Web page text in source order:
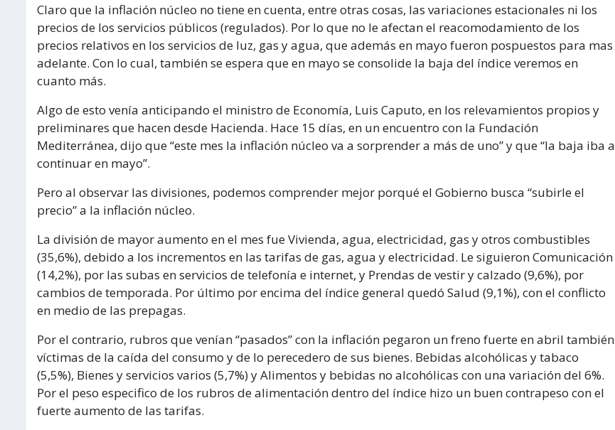
Claro que la inflación núcleo no tiene en cuenta, entre otras cosas, las variaciones estacionales ni los
precios de los servicios públicos (regulados). Por lo que no le afectan el reacomodamiento de los
precios relativos en los servicios de luz, gas y agua, que además en mayo fueron pospuestos para mas
adelante. Con lo cual, también se espera que en mayo se consolide la baja del índice veremos en
cuanto más.
Algo de esto venía anticipando el ministro de Economía, Luis Caputo, en los relevamientos propios y
preliminares que hacen desde Hacienda. Hace 15 días, en un encuentro con la Fundación
Mediterránea, dijo que “este mes la inflación núcleo va a sorprender a más de uno” y que “la baja iba a
continuar en mayo”.
Pero al observar las divisiones, podemos comprender mejor porqué el Gobierno busca “subirle el
precio” a la inflación núcleo.
La división de mayor aumento en el mes fue Vivienda, agua, electricidad, gas y otros combustibles
(35,6%), debido a los incrementos en las tarifas de gas, agua y electricidad. Le siguieron Comunicación
(14,2%), por las subas en servicios de telefonía e internet, y Prendas de vestir y calzado (9,6%), por
cambios de temporada. Por último por encima del índice general quedó Salud (9,1%), con el conflicto
en medio de las prepagas.
Por el contrario, rubros que venían “pasados” con la inflación pegaron un freno fuerte en abril también
víctimas de la caída del consumo y de lo perecedero de sus bienes. Bebidas alcohólicas y tabaco
(5,5%), Bienes y servicios varios (5,7%) y Alimentos y bebidas no alcohólicas con una variación del 6%.
Por el peso especifico de los rubros de alimentación dentro del índice hizo un buen contrapeso con el
fuerte aumento de las tarifas.